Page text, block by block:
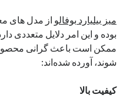
میز بیلیارد بوفالو از مدل های
بوده و این امر دلایل متعددی
ممکن است باعث گرانی
شوند، آورده شده‌اند:
کیفیت بالا